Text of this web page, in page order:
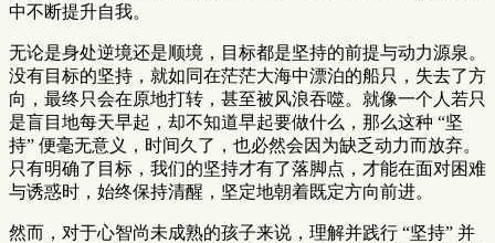
中不断提升自我。
无论是身处逆境还是顺境，目标都是坚持的前提与动力源泉。
没有目标的坚持，就如同在茫茫大海中漂泊的船只，失去了方
向，最终只会在原地打转，甚至被风浪吞噬。就像一个人若只
是盲目地每天早起，却不知道早起要做什么，那么这种 “坚
持” 便毫无意义，时间久了，也必然会因为缺乏动力而放弃。
只有明确了目标，我们的坚持才有了落脚点，才能在面对困难
与诱惑时，始终保持清醒，坚定地朝着既定方向前进。
然而，对于心智尚未成熟的孩子来说，理解并践行 “坚持” 并